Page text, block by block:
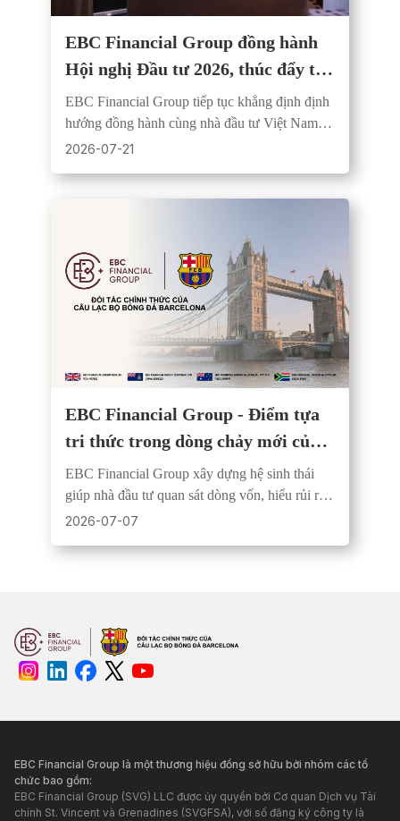
EBC Financial Group đồng hành
Hội nghị Đầu tư 2026, thúc đẩy tư
duy tài chính chuyên nghiệp
EBC Financial Group tiếp tục khẳng định định
hướng đồng hành cùng nhà đầu tư Việt Nam
thông qua tri thức thị trường, công nghệ và
2026-07-21
EBC Financial Group - Điểm tựa
tri thức trong dòng chảy mới của
tài sản
EBC Financial Group xây dựng hệ sinh thái
giúp nhà đầu tư quan sát dòng vốn, hiểu rủi ro
và giữ kỷ luật trong chu kỳ tài sản mới.
2026-07-07
EBC Financial Group là một thương hiệu đồng sở hữu bởi nhóm các tổ
chức bao gồm:
EBC Financial Group (SVG) LLC được ủy quyền bởi Cơ quan Dịch vụ Tài
chính St. Vincent và Grenadines (SVGFSA), với số đăng ký công ty là